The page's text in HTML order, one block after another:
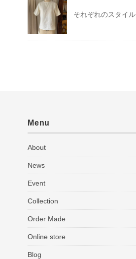
それぞれのスタイル
Menu
About
News
Event
Collection
Order Made
Online store
Blog